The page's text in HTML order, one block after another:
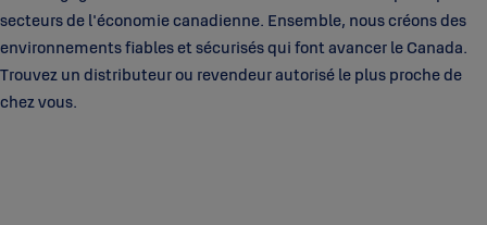
secteurs de l'économie canadienne. Ensemble, nous créons des
environnements fiables et sécurisés qui font avancer le Canada.
Trouvez un distributeur ou revendeur autorisé le plus proche de
chez vous.